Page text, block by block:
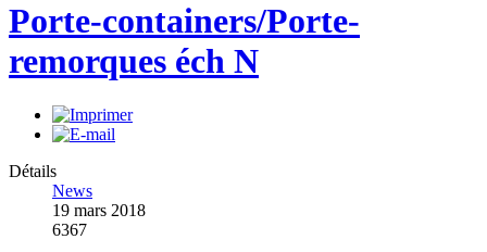
Porte-containers/Porte-
remorques éch N
Détails
News
19 mars 2018
6367